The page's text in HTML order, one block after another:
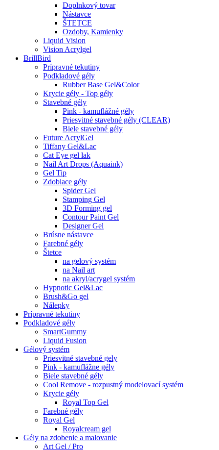
Doplnkový tovar
Nástavce
ŠTETCE
Ozdoby, Kamienky
Liquid Vision
Vision Acrylgel
BrillBird
Prípravné tekutiny
Podkladové gély
Rubber Base Gel&Color
Krycie gély - Top gély
Stavebné gély
Pink - kamuflážné gély
Priesvitné stavebné gély (CLEAR)
Biele stavebné gély
Future AcrylGel
Tiffany Gel&Lac
Cat Eye gel lak
Nail Art Drops (Aquaink)
Gel Tip
Zdobiace gély
Spider Gel
Stamping Gel
3D Forming gel
Contour Paint Gel
Designer Gel
Brúsne nástavce
Farebné gély
Štetce
na gelový systém
na Nail art
na akryl/acrygel systém
Hypnotic Gel&Lac
Brush&Go gel
Nálepky
Prípravné tekutiny
Podkladové gély
SmartGummy
Liquid Fusion
Gélový systém
Priesvitné stavebné gely
Pink - kamuflážne gély
Biele stavebné gély
Cool Remove - rozpustný modelovací systém
Krycie gély
Royal Top Gel
Farebné gély
Royal Gel
Royalcream gel
Gély na zdobenie a malovanie
Art Gel / Pro